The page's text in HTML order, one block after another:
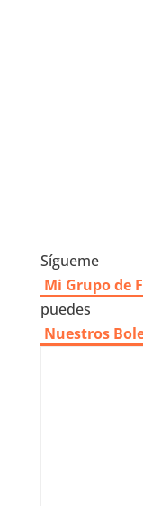
Mi Grupo de
Nuestros